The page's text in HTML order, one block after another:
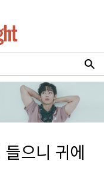
들으니 귀에